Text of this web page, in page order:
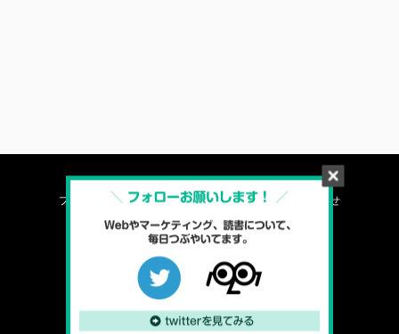
プロフィール プライバシーポリシー お問い合わせ
ソイエバ
楽しく生きたいWebディレクターBLOG